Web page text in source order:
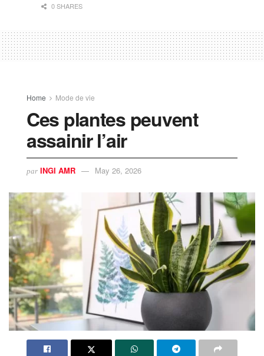
0 SHARES
Home Mode de vie
Ces plantes peuvent
assainir l’air
par INGI AMR May 26, 2026